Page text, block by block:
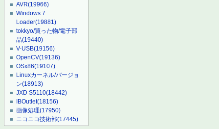
AVR(19966)
Windows 7
Loader(19881)
tokkyo/買った物/電子部
品(19440)
V-USB(19156)
OpenCV(19136)
OSx86(19107)
Linuxカーネル/バージョ
ン(18913)
JXD S5110(18442)
IBOutlet(18156)
画像処理(17950)
ニコニコ技術部(17445)